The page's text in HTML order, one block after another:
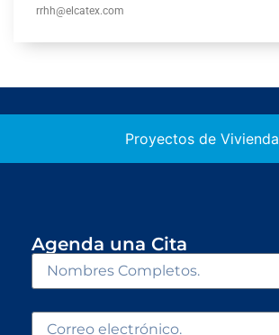
rrhh@elcatex.com
Proyectos de Vivienda
Agenda una Cita